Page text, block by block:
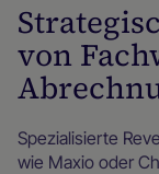
von
Spezialisierte
wie Maxio oder